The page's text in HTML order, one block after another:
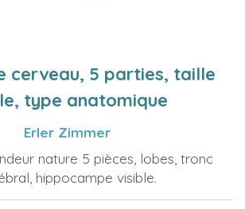
cerveau, 5 parties, taille
type anatomique
Erler Zimmer
nature 5 pièces, lobes, tronc
hippocampe visible.